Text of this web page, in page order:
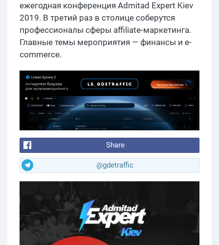
ежегодная конференция Admitad Expert Kiev
2019. В третий раз в столице соберутся
профессионалы сферы affiliate-маркетинга.
Главные темы мероприятия — финансы и e-
commerce.
Share
@gdetraffic